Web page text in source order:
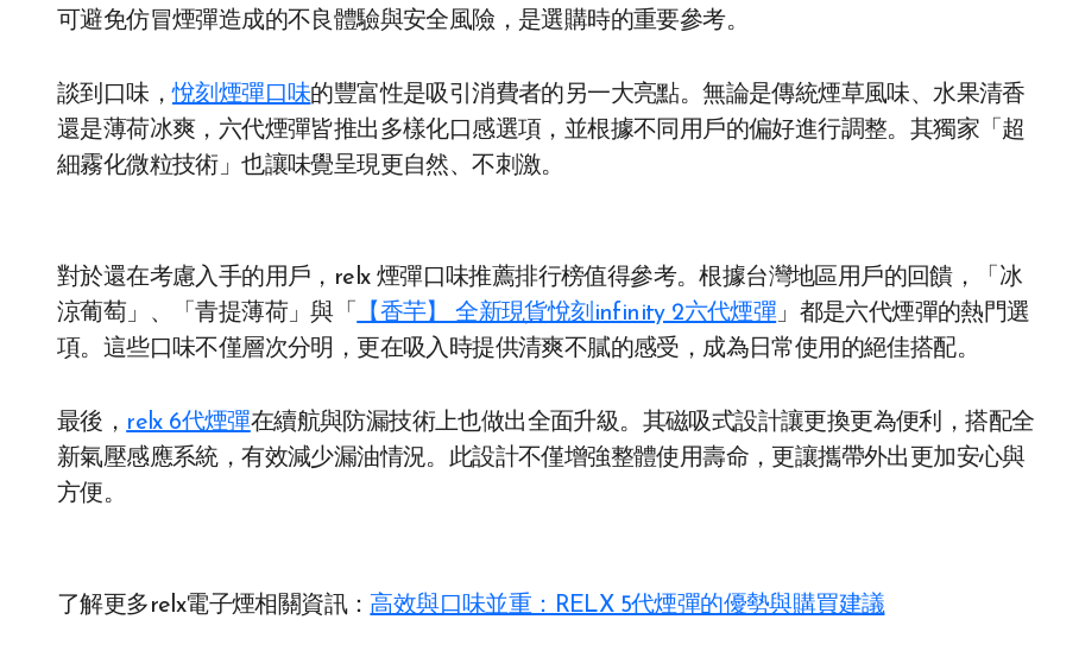
可避免仿冒煙彈造成的不良體驗與安全風險，是選購時的重要參考。
談到口味，悅刻煙彈口味的豐富性是吸引消費者的另一大亮點。無論是傳統煙草風味、水果清香
還是薄荷冰爽，六代煙彈皆推出多樣化口感選項，並根據不同用戶的偏好進行調整。其獨家「超
細霧化微粒技術」也讓味覺呈現更自然、不刺激。
對於還在考慮入手的用戶，relx 煙彈口味推薦排行榜值得參考。根據台灣地區用戶的回饋，「冰
涼葡萄」、「青提薄荷」與「
【香芋】 全新現貨悅刻infinity 2六代煙彈 」都是六代煙彈的熱門選
項。這些口味不僅層次分明，更在吸入時提供清爽不膩的感受，成為日常使用的絕佳搭配。
最後， relx 6代煙彈在續航與防漏技術上也做出全面升級。其磁吸式設計讓更換更為便利，搭配全
新氣壓感應系統，有效減少漏油情況。此設計不僅增強整體使用壽命，更讓攜帶外出更加安心與
方便。
了解更多relx電子煙相關資訊： 高效與口味並重：RELX 5代煙彈的優勢與購買建議